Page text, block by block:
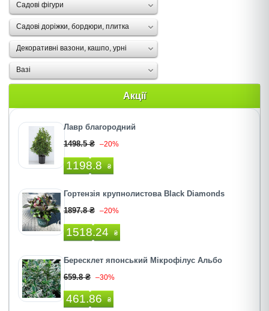
Садові фігури
Садові доріжки, бордюри, плитка
Декоративні вазони, кашпо, урні
Вазі
Акції
Лавр благородний
1498.5 ₴ –20%
1198.8 ₴
Гортензія крупнолистова Black Diamonds
1897.8 ₴ –20%
1518.24 ₴
Бересклет японський Мікрофілус Альбо
659.8 ₴ –30%
461.86 ₴